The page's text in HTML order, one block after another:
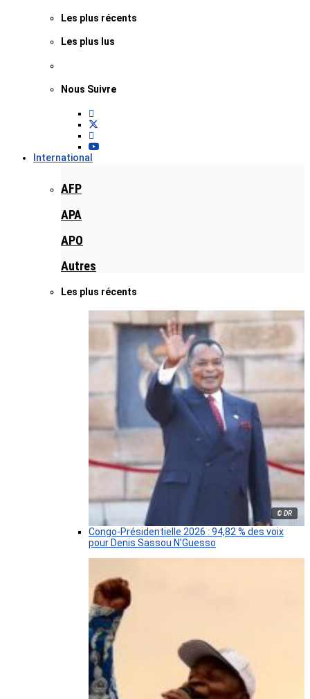
Les plus récents
Les plus lus
Nous Suivre
International
AFP
APA
APO
Autres
Les plus récents
© DR
Congo-Présidentielle 2026 : 94,82 % des voix
pour Denis Sassou N’Guesso